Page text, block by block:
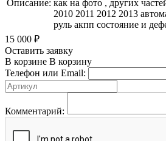
Описание: как на фото , других
2010 2011 2012 2013
руль акпп состояние и
15 000 ₽
Оставить заявку
В корзине В корзину
Телефон или Email:
Комментарий: